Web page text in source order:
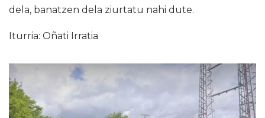
dela, banatzen dela ziurtatu nahi dute.
Iturria: Oñati Irratia